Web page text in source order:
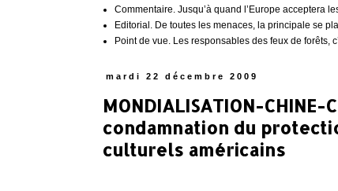
Commentaire. Jusqu’à quand l’Europe acceptera
Editorial. De toutes les menaces, la principale se
Point de vue. Les responsables des feux de forêts,
mardi 22 décembre 2009
MONDIALISATION-CHINE-
condamnation du
culturels américains